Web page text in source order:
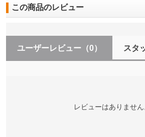
この商品のレビュー
ユーザーレビュー （0） スタ
レビューはありません